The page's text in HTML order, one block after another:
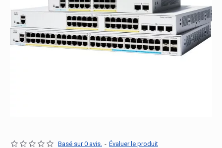
Basé sur 0 avis. - Évaluer le produit